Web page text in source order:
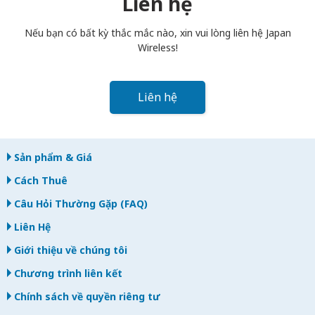
bạn trả muộn, bạn sẽ bị tính phí.
Nếu bạn có bất kỳ thắc mắc nào, xin vui lòng liên hệ Japan
Wireless!
Liên hệ
Sản phẩm & Giá
Cách Thuê
Câu Hỏi Thường Gặp (FAQ)
Liên Hệ
Giới thiệu về chúng tôi
Chương trình liên kết
Chính sách về quyền riêng tư